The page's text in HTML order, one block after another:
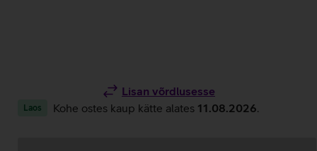
Lisan võrdlusesse
Laos Kohe ostes kaup kätte alates 11.08.2026